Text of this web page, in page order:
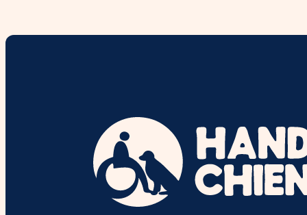
mois de formation,
chaque jour à ouvrir le chemin de la
réussite et de l'inclusion ❤️ 👉
Soutenir HANDI'CHIENS :
https://lnkd.in/eBV53T_7
#HANDICHIENS
#RéussiteScolaire #Inclusion